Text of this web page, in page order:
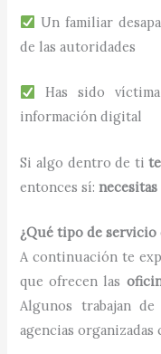
Un familiar
de las autoridades
Has sido
información digital
Si algo dentro de ti
entonces sí:
¿Qué tipo de
A continuación te
que ofrecen las
Algunos trabajan
agencias